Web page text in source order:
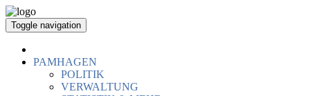
Toggle navigation
PAMHAGEN
POLITIK
VERWALTUNG